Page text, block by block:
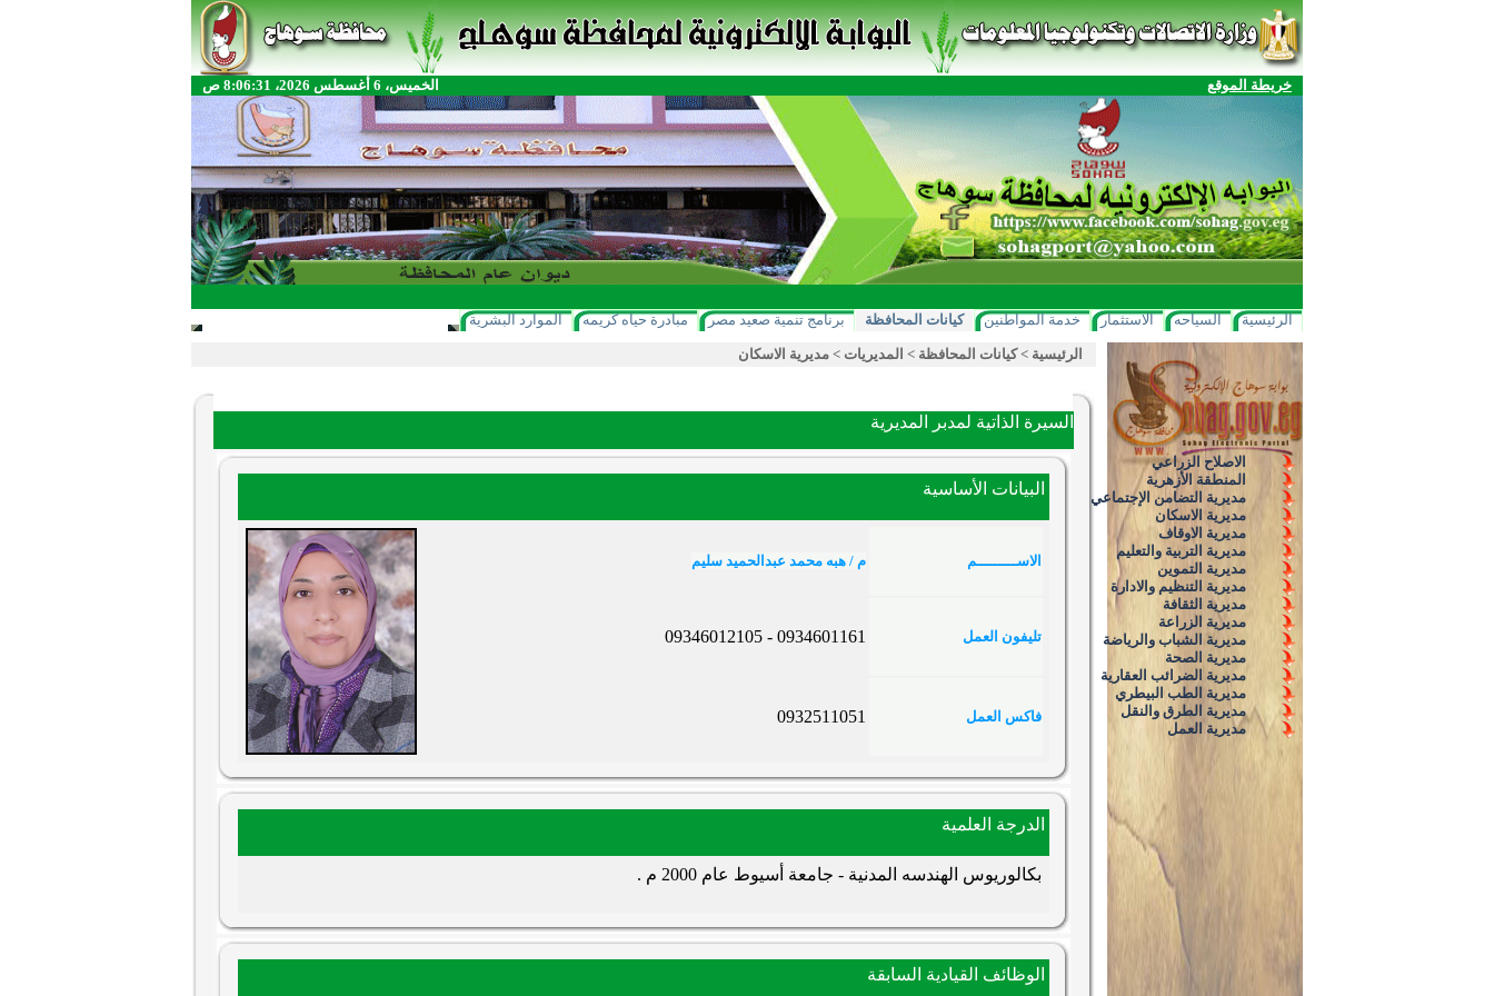
خريطة الموقع الخميس، 6 أغسطس 2026، 8:06:31 ص
الرئيسية السياحه الاستثمار خدمة المواطنين كيانات المحافظة برنامج تنمية صعيد مصر مبادرة حياه كريمه الموارد البشرية
الاصلاح الزراعي
المنطقة الأزهرية
مديرية التضامن الإجتماعي
مديرية الاسكان
مديرية الاوقاف
مديرية التربية والتعليم
مديرية التموين
مديرية التنظيم والادارة
مديرية الثقافة
مديرية الزراعة
مديرية الشباب والرياضة
مديرية الصحة
مديرية الضرائب العقارية
مديرية الطب البيطري
مديرية الطرق والنقل
مديرية العمل
الرئيسية >كيانات المحافظة > المديريات > مديرية الاسكان
السيرة الذاتية لمدبر المديرية
البيانات الأساسية
الاســـــــــم م / هبه محمد عبدالحميد سليم
تليفون العمل 0934601161 - 09346012105
فاكس العمل 0932511051
الدرجة العلمية
بكالوريوس الهندسه المدنية - جامعة أسيوط عام 2000 م .
الوظائف القيادية السابقة